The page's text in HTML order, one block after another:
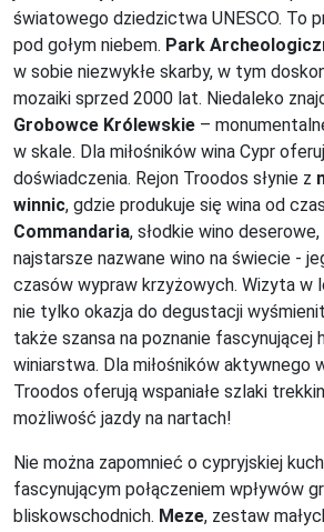
światowego dziedzictwa UNESCO. To
pod gołym niebem. Park
w sobie niezwykłe skarby, w tym
mozaiki sprzed 2000 lat. Niedaleko
Grobowce Królewskie –
w skale. Dla miłośników wina Cypr
doświadczenia. Rejon Troodos słynie z
winnic, gdzie produkuje się wina od
Commandaria, słodkie wino
najstarsze nazwane wino na świecie -
czasów wypraw krzyżowych. Wizyta w
nie tylko okazja do degustacji
także szansa na poznanie fascynującej
winiarstwa. Dla miłośników aktywnego
Troodos oferują wspaniałe szlaki
możliwość jazdy na nartach!
Nie można zapomnieć o cypryjskiej
fascynującym połączeniem wpływów
bliskowschodnich. Meze, zestaw